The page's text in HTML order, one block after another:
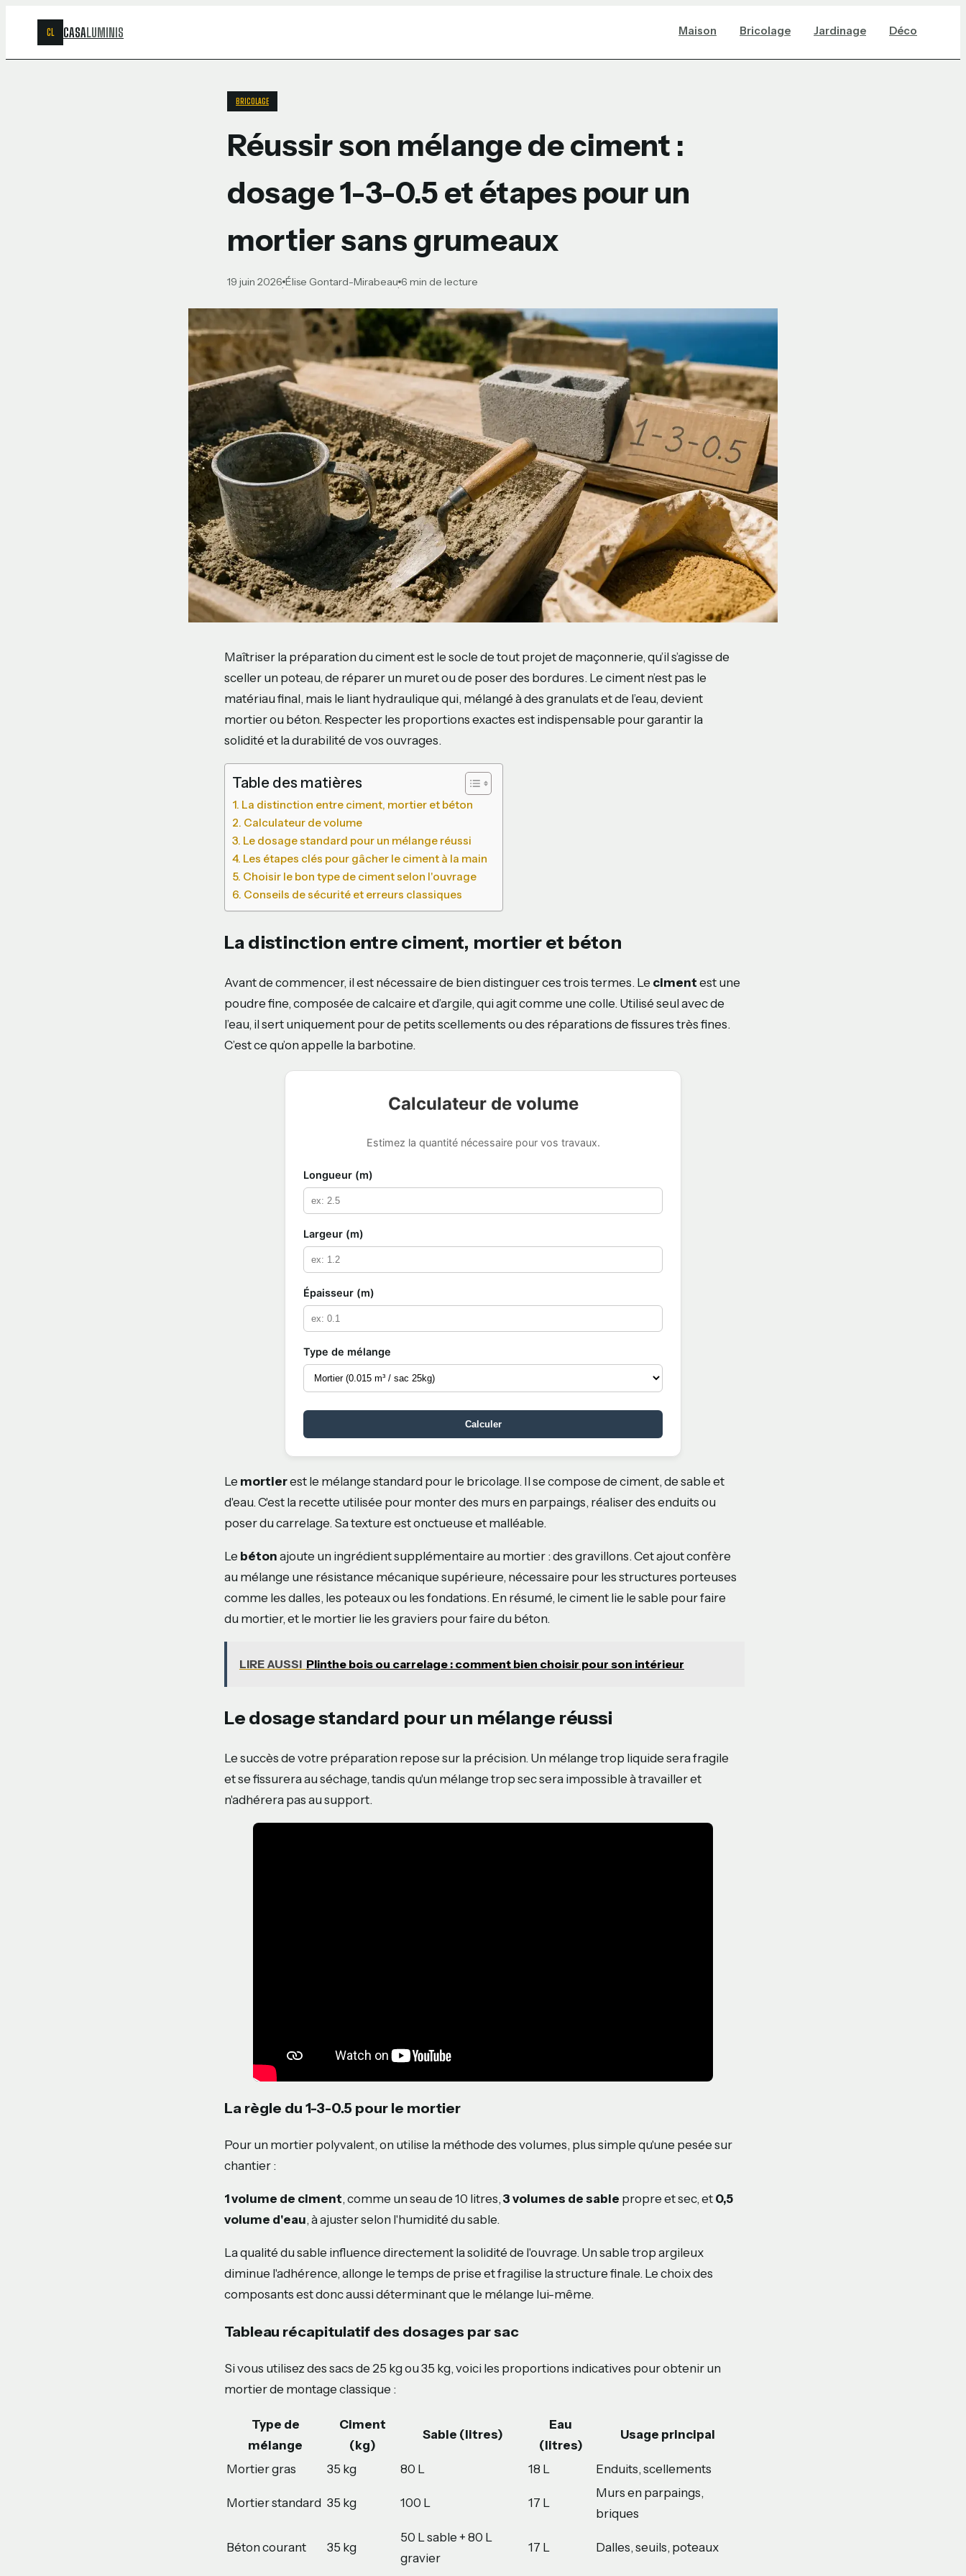
CL CASALUMINIS Maison Bricolage Jardinage Déco
BRICOLAGE
Réussir son mélange de ciment :
dosage 1-3-0.5 et étapes pour un
mortier sans grumeaux
19 juin 2026·Élise Gontard-Mirabeau·6 min de lecture
Maîtriser la préparation du ciment est le socle de tout projet de maçonnerie, qu’il s’agisse de
sceller un poteau, de réparer un muret ou de poser des bordures. Le ciment n’est pas le
matériau final, mais le liant hydraulique qui, mélangé à des granulats et de l’eau, devient
mortier ou béton. Respecter les proportions exactes est indispensable pour garantir la
solidité et la durabilité de vos ouvrages.
Table des matières
La distinction entre ciment, mortier et béton
Calculateur de volume
Le dosage standard pour un mélange réussi
Les étapes clés pour gâcher le ciment à la main
Choisir le bon type de ciment selon l'ouvrage
Conseils de sécurité et erreurs classiques
La distinction entre ciment, mortier et béton
Avant de commencer, il est nécessaire de bien distinguer ces trois termes. Le ciment est une
poudre fine, composée de calcaire et d’argile, qui agit comme une colle. Utilisé seul avec de
l’eau, il sert uniquement pour de petits scellements ou des réparations de fissures très fines.
C’est ce qu’on appelle la barbotine.
Calculateur de volume
Estimez la quantité nécessaire pour vos travaux.
Longueur (m)
Largeur (m)
Épaisseur (m)
Type de mélange
Calculer
Le mortierest le mélange standard pour le bricolage. Il se compose de ciment, de sable et
d'eau. C'est la recette utilisée pour monter des murs en parpaings, réaliser des enduits ou
poser du carrelage. Sa texture est onctueuse et malléable.
Le béton ajoute un ingrédient supplémentaire au mortier : des gravillons. Cet ajout confère
au mélange une résistance mécanique supérieure, nécessaire pour les structures porteuses
comme les dalles, les poteaux ou les fondations. En résumé, le ciment lie le sable pour faire
du mortier, et le mortier lie les graviers pour faire du béton.
LIRE AUSSI Plinthe bois ou carrelage : comment bien choisir pour son intérieur
Le dosage standard pour un mélange réussi
Le succès de votre préparation repose sur la précision. Un mélange trop liquide sera fragile
et se fissurera au séchage, tandis qu'un mélange trop sec sera impossible à travailler et
n'adhérera pas au support.
La règle du 1-3-0.5 pour le mortier
Pour un mortier polyvalent, on utilise la méthode des volumes, plus simple qu'une pesée sur
chantier :
1 volume de ciment, comme un seau de 10 litres,3 volumes de sable propre et sec, et 0,5
volume d'eau, à ajuster selon l'humidité du sable.
La qualité du sable influence directement la solidité de l'ouvrage. Un sable trop argileux
diminue l'adhérence, allonge le temps de prise et fragilise la structure finale. Le choix des
composants est donc aussi déterminant que le mélange lui-même.
Tableau récapitulatif des dosages par sac
Si vous utilisez des sacs de 25 kg ou 35 kg, voici les proportions indicatives pour obtenir un
mortier de montage classique :
Type de
mélange
Ciment
(kg)
Sable (litres)
Eau
(litres)
Usage principal
Mortier gras 35 kg 80 L 18 L Enduits, scellements
Mortier standard 35 kg 100 L 17 L
Murs en parpaings,
briques
Béton courant 35 kg
50 L sable + 80 L
gravier
17 L Dalles, seuils, poteaux